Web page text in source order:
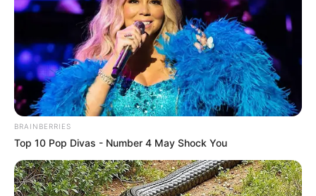
BRAINBERRIES
Top 10 Pop Divas - Number 4 May Shock You